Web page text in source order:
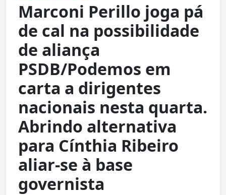
Marconi Perillo joga pá
de cal na possibilidade
de aliança
PSDB/Podemos em
carta a dirigentes
nacionais nesta quarta.
Abrindo alternativa
para Cínthia Ribeiro
aliar-se à base
governista